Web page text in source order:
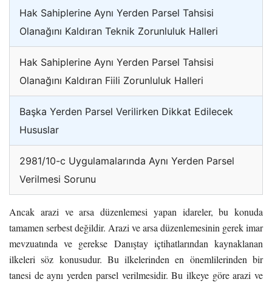
Hak Sahiplerine Aynı Yerden Parsel Tahsisi
Olanağını Kaldıran Teknik Zorunluluk Halleri
Hak Sahiplerine Aynı Yerden Parsel Tahsisi
Olanağını Kaldıran Fiili Zorunluluk Halleri
Başka Yerden Parsel Verilirken Dikkat Edilecek
Hususlar
2981/10-c Uygulamalarında Aynı Yerden Parsel
Verilmesi Sorunu
Ancak arazi ve arsa düzenlemesi yapan idareler, bu konuda
tamamen serbest değildir. Arazi ve arsa düzenlemesinin gerek imar
mevzuatında ve gerekse Danıştay içtihatlarından kaynaklanan
ilkeleri söz konusudur. Bu ilkelerinden en önemlilerinden bir
tanesi de aynı yerden parsel verilmesidir. Bu ilkeye göre arazi ve